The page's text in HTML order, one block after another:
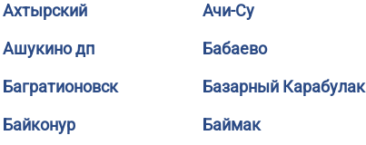
Ахтырский Ачи-Су
Ашукино дп Бабаево
Багратионовск Базарный Карабулак
Байконур Баймак